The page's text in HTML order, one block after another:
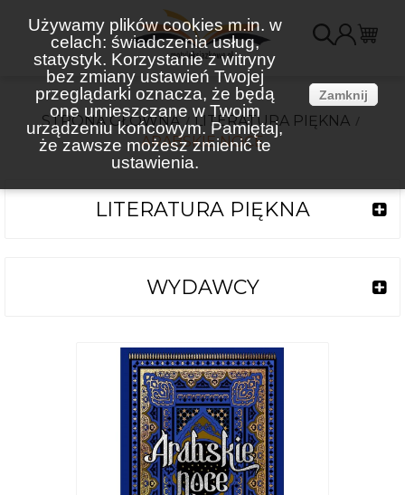
Używamy plików cookies m.in. w
celach: świadczenia usług,
statystyk. Korzystanie z witryny
bez zmiany ustawień Twojej
przeglądarki oznacza, że będą
one umieszczane w Twoim
urządzeniu końcowym. Pamiętaj,
że zawsze możesz zmienić te
ustawienia.
Zamknij
STRONA GŁÓWNA
LITERATURA PIĘKNA
ARABSKIE NOCE
LITERATURA PIĘKNA
WYDAWCY